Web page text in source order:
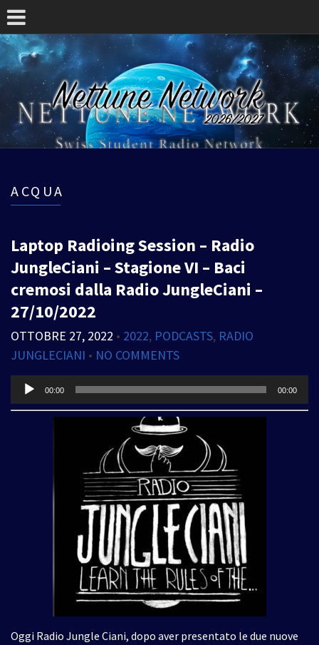
ACQUA
Laptop Radioing Session – Radio
JungleCiani – Stagione VI – Baci
cremosi dalla Radio JungleCiani –
27/10/2022
OTTOBRE 27, 2022 • 2022, PODCASTS, RADIO
JUNGLECIANI • NO COMMENTS
Audio
Player
00:00 00:00
Oggi Radio Jungle Ciani, dopo aver presentato le due nuove